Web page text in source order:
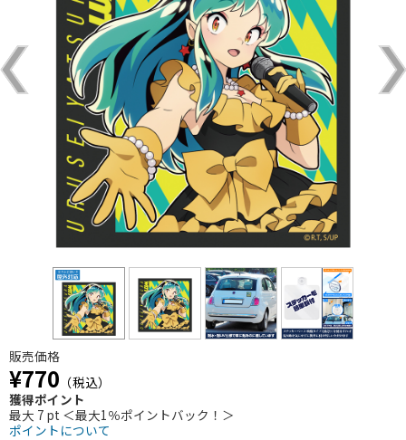
販売価格
¥770 （税込）
獲得ポイント
最大 7 pt ＜最大1％ポイントバック！＞
ポイントについて